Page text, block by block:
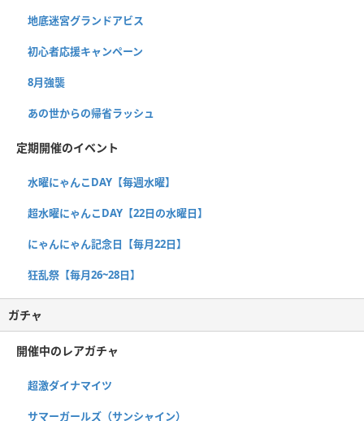
地底迷宮グランドアビス
初心者応援キャンペーン
8月強襲
あの世からの帰省ラッシュ
定期開催のイベント
水曜にゃんこDAY【毎週水曜】
超水曜にゃんこDAY【22日の水曜日】
にゃんにゃん記念日【毎月22日】
狂乱祭【毎月26~28日】
ガチャ
開催中のレアガチャ
超激ダイナマイツ
サマーガールズ（サンシャイン）